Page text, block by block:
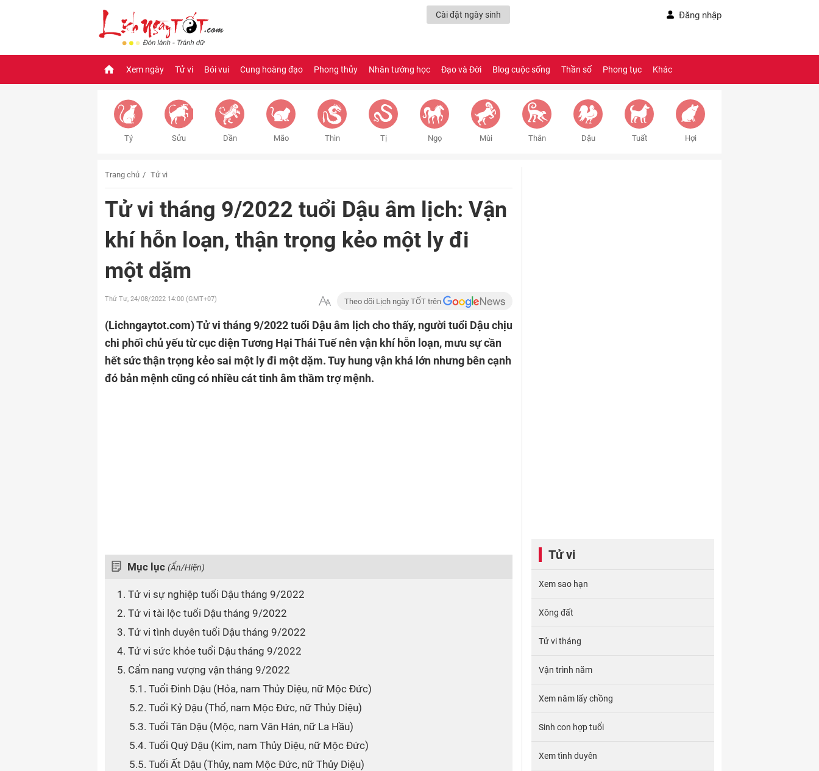
Cài đặt ngày sinh Đăng nhập
Xem ngày Tử vi Bói vui Cung hoàng đạo Phong thủy Nhân tướng học Đạo và Đời Blog cuộc sống Thần số Phong tục Khác
Tý Sửu Dần Mão Thìn Tị Ngọ Mùi Thân Dậu Tuất Hợi
Trang chủ Tử vi
Tử vi tháng 9/2022 tuổi Dậu âm lịch: Vận
khí hỗn loạn, thận trọng kẻo một ly đi
một dặm
Thứ Tư, 24/08/2022 14:00 (GMT+07) Theo dõi Lịch ngày TỐT trên
(Lichngaytot.com)Tử vi tháng 9/2022 tuổi Dậu âm lịch cho thấy, người tuổi Dậu chịu
chi phối chủ yếu từ cục diện Tương Hại Thái Tuế nên vận khí hỗn loạn, mưu sự cần
hết sức thận trọng kẻo sai một ly đi một dặm. Tuy hung vận khá lớn nhưng bên cạnh
đó bản mệnh cũng có nhiều cát tinh âm thầm trợ mệnh.
Mục lục (Ẩn/Hiện)
1. Tử vi sự nghiệp tuổi Dậu tháng 9/2022
2. Tử vi tài lộc tuổi Dậu tháng 9/2022
3. Tử vi tình duyên tuổi Dậu tháng 9/2022
4. Tử vi sức khỏe tuổi Dậu tháng 9/2022
5. Cẩm nang vượng vận tháng 9/2022
5.1. Tuổi Đinh Dậu (Hỏa, nam Thủy Diệu, nữ Mộc Đức)
5.2. Tuổi Kỷ Dậu (Thổ, nam Mộc Đức, nữ Thủy Diệu)
5.3. Tuổi Tân Dậu (Mộc, nam Vân Hán, nữ La Hầu)
5.4. Tuổi Quý Dậu (Kim, nam Thủy Diệu, nữ Mộc Đức)
5.5. Tuổi Ất Dậu (Thủy, nam Mộc Đức, nữ Thủy Diệu)
Tử vi
Xem sao hạn
Xông đất
Tử vi tháng
Vận trình năm
Xem năm lấy chồng
Sinh con hợp tuổi
Xem tình duyên